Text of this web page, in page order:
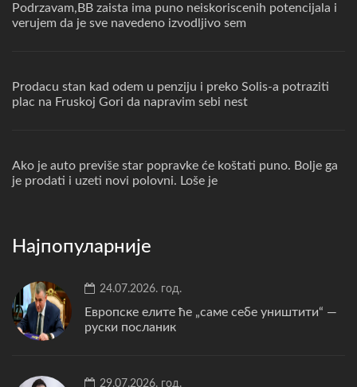
Podrzavam,BB zaista ima puno neiskoriscenih potencijala i
verujem da je sve navedeno izvodljivo sem
Prodacu stan kad odem u penziju i preko Solis-a potraziti
plac na Fruskoj Gori da napravim sebi nest
Ako je auto previše star popravke će koštati puno. Bolje ga
je prodati i uzeti novi polovni. Loše je
Најпопуларније
24.07.2026. год.
Европске елите ће „саме себе уништити“ —
руски посланик
29.07.2026. год.